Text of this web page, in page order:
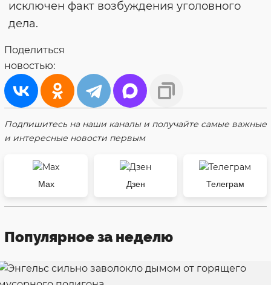
исключен факт возбуждения уголовного
дела.
Поделиться
новостью:
Подпишитесь на наши каналы и получайте самые важные
и интересные новости первым
Max Дзен Телеграм
Популярное за неделю